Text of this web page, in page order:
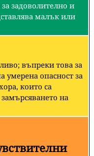
задоволително и
малък или
въпреки това за
опасност за
които са
на